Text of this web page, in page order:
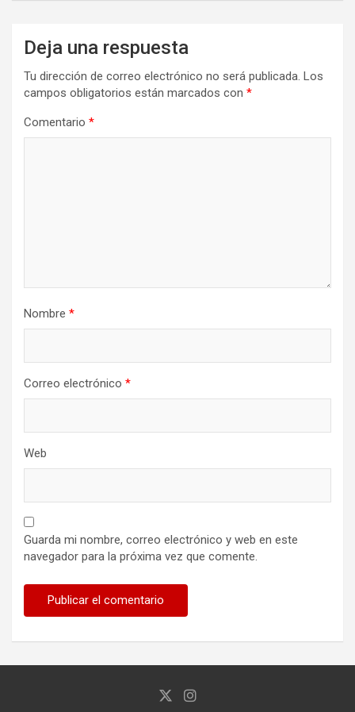
Deja una respuesta
Tu dirección de correo electrónico no será publicada. Los
campos obligatorios están marcados con *
Comentario *
Nombre *
Correo electrónico *
Web
Guarda mi nombre, correo electrónico y web en este
navegador para la próxima vez que comente.